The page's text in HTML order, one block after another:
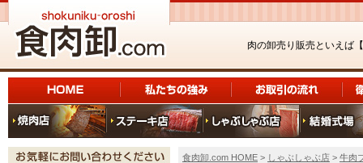
肉の卸売り販売といえば【
食肉卸.com HOME > しゃぶしゃぶ店 > 牛肉